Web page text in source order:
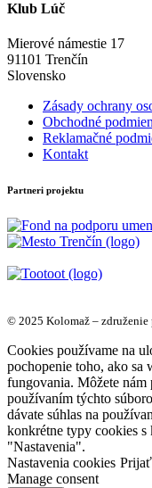
Klub Lúč
Mierové námestie 17
91101 Trenčín
Slovensko
Zásady ochrany
Obchodné
Reklamačné
Kontakt
Partneri projektu
© 2025 Kolomaž – združenie
Cookies používame na
pochopenie toho, ako sa
fungovania. Môžete
používaním týchto
dávate súhlas na
konkrétne typy cookies
"Nastavenia".
Nastavenia cookies
Manage consent